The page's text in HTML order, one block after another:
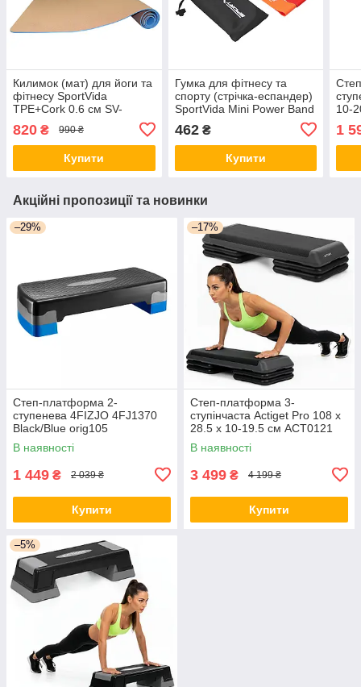
Килимок (мат) для йоги та
фітнесу SportVida
TPE+Cork 0.6 см SV-
820 ₴ 990 ₴
Купити
Гумка для фітнесу та
спорту (стрічка-еспандер)
SportVida Mini Power Band
3 шт 0-15 кг SV-HK0205-1
orig2400
462₴
Купити
10-
1
Акційні пропозиції та новинки
–29%
Степ-платформа 2-
ступенева 4FIZJO 4FJ1370
Black/Blue orig105
В наявності
1 449 ₴ 2 039 ₴
Купити
–17%
Степ-платформа 3-
ступінчаста Actiget Pro 108 х
28.5 х 10-19.5 см ACT0121
Black/Grey
В наявності
3 499 ₴ 4 199 ₴
Купити
–5%